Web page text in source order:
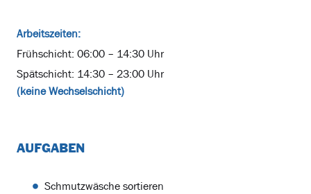
Arbeitszeiten:
Frühschicht: 06:00 – 14:30 Uhr
Spätschicht: 14:30 – 23:00 Uhr
(keine Wechselschicht)
AUFGABEN
Schmutzwäsche sortieren